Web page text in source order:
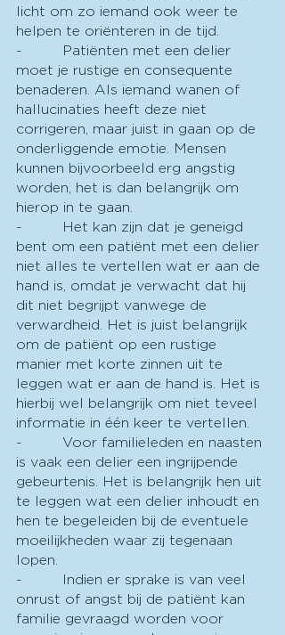
licht om zo iemand ook weer te
helpen te oriënteren in de tijd.
-         Patiënten met een delier
moet je rustige en consequente
benaderen. Als iemand wanen of
hallucinaties heeft deze niet
corrigeren, maar juist in gaan op de
onderliggende emotie. Mensen
kunnen bijvoorbeeld erg angstig
worden, het is dan belangrijk om
hierop in te gaan.
-         Het kan zijn dat je geneigd
bent om een patiënt met een delier
niet alles te vertellen wat er aan de
hand is, omdat je verwacht dat hij
dit niet begrijpt vanwege de
verwardheid. Het is juist belangrijk
om de patiënt op een rustige
manier met korte zinnen uit te
leggen wat er aan de hand is. Het is
hierbij wel belangrijk om niet teveel
informatie in één keer te vertellen.
-         Voor familieleden en naasten
is vaak een delier een ingrijpende
gebeurtenis. Het is belangrijk hen uit
te leggen wat een delier inhoudt en
hen te begeleiden bij de eventuele
moeilijkheden waar zij tegenaan
lopen.
-         Indien er sprake is van veel
onrust of angst bij de patiënt kan
familie gevraagd worden voor